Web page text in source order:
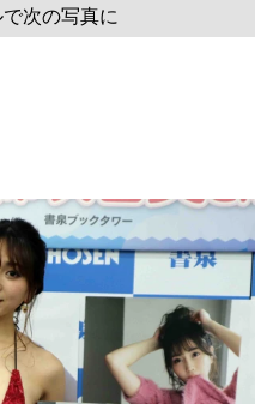
次の写真に